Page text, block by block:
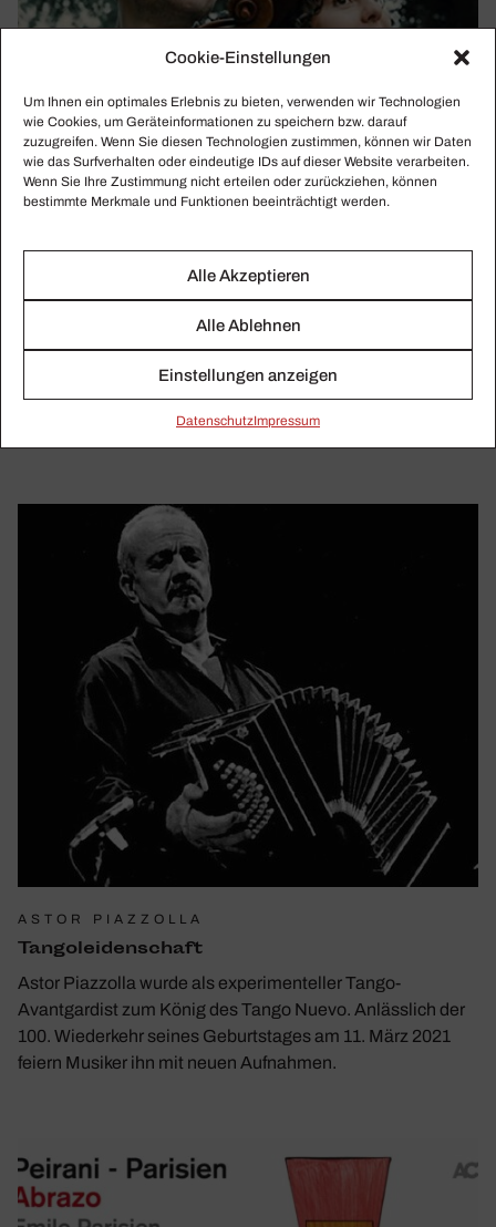
Cookie-Einstellungen
Um Ihnen ein optimales Erlebnis zu bieten, verwenden wir Technologien
wie Cookies, um Geräteinformationen zu speichern bzw. darauf
zuzugreifen. Wenn Sie diesen Technologien zustimmen, können wir Daten
wie das Surfverhalten oder eindeutige IDs auf dieser Website verarbeiten.
Wenn Sie Ihre Zustimmung nicht erteilen oder zurückziehen, können
bestimmte Merkmale und Funktionen beeinträchtigt werden.
Alle Akzeptieren
Alle Ablehnen
Einstellungen anzeigen
Daten­schutzImpressum
Adrien La Marca & Danae Dörken überschreiten auf ihrem
Album „Chanson Bohème“ spielerisch die Grenzen
zwischen den Genres und Kulturen.
ASTOR PIAZZOLLA
Tango­lei­den­schaft
Astor Piazzolla wurde als experimenteller Tango-
Avantgardist zum König des Tango Nuevo. Anlässlich der
100. Wiederkehr seines Geburtstages am 11. März 2021
feiern Musiker ihn mit neuen Aufnahmen.